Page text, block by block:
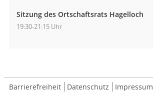
Sitzung des Ortschaftsrats Hagelloch
19:30-21:15 Uhr
Barrierefreiheit Datenschutz Impressum